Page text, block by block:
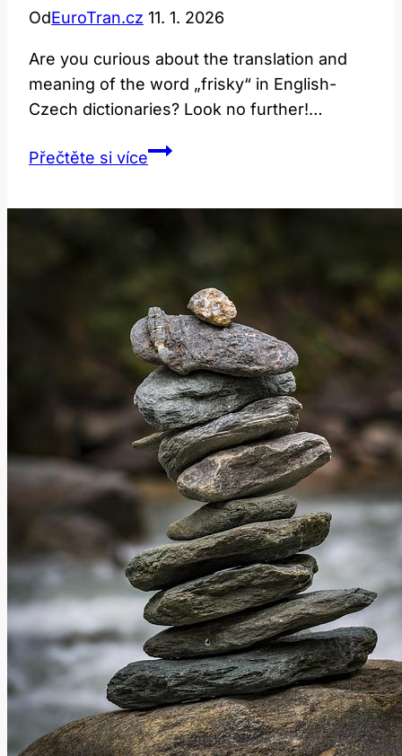
OdEuroTran.cz 11. 1. 2026
Are you curious about the translation and
meaning of the word „frisky“ in English-
Czech dictionaries? Look no further!…
Přečtěte si víceFrisky:
českém
slovníku!